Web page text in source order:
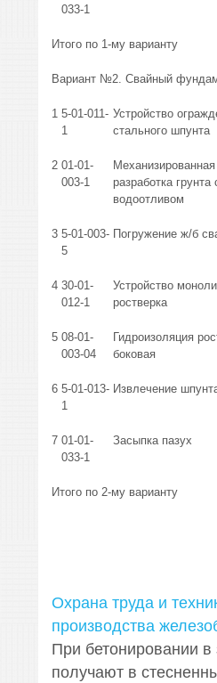
033-1
Итого по 1-му варианту
Вариант №2. Свайный
1 5-01-011-
1
Устройство
стального шпунта
2 01-01-
003-1
Механизированная
разработка грунта
водоотливом
3 5-01-003-
5
Погружение ж/б
4 30-01-
012-1
Устройство
ростверка
5 08-01-
003-04
Гидроизоляция
боковая
6 5-01-013-
1
Извлечение
7 01-01-
033-1
Засыпка пазух
Итого по 2-му варианту
Охрана труда и
производства
При бетонировании
получают в